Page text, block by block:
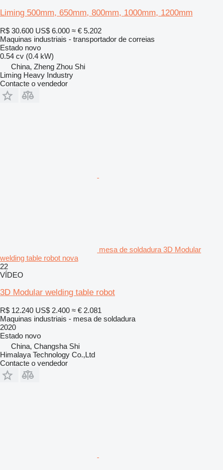
Liming 500mm, 650mm, 800mm, 1000mm, 1200mm
R$ 30.600 US$ 6.000 ≈ € 5.202
Maquinas industriais - transportador de correias
Estado novo
0.54 cv (0.4 kW)
China, Zheng Zhou Shi
Liming Heavy Industry
Contacte o vendedor
mesa de soldadura 3D Modular
welding table robot nova
22
VÍDEO
3D Modular welding table robot
R$ 12.240 US$ 2.400 ≈ € 2.081
Maquinas industriais - mesa de soldadura
2020
Estado novo
China, Changsha Shi
Himalaya Technology Co.,Ltd
Contacte o vendedor